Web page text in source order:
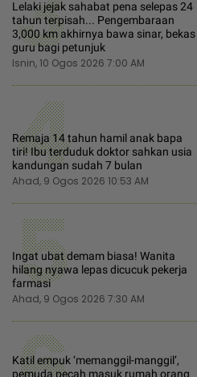
Lelaki jejak sahabat pena selepas 24
tahun terpisah... Pengembaraan
3,000 km akhirnya bawa sinar, bekas
guru bagi petunjuk
Isnin, 10 Ogos 2026 7:00 AM
4
Remaja 14 tahun hamil anak bapa
tiri! Ibu terduduk doktor sahkan usia
kandungan sudah 7 bulan
Ahad, 9 Ogos 2026 10:53 AM
5
Ingat ubat demam biasa! Wanita
hilang nyawa lepas dicucuk pekerja
farmasi
Ahad, 9 Ogos 2026 7:30 AM
Katil empuk ‘memanggil-manggil’,
pemuda pecah masuk rumah orang